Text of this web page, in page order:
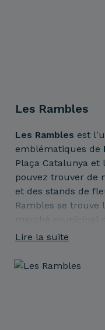
Les Rambles
Les Rambles est
emblématiques de
Plaça Catalunya et
pouvez trouver de
et des stands de
Rambles se trouve
marché municipal
acheter toutes
Lire la suite